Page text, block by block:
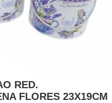
RED.
FLORES 23X19CM